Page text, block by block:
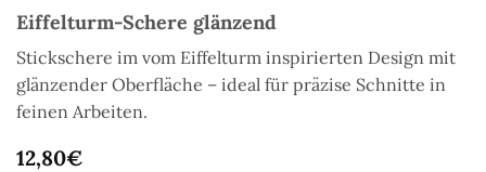
Eiffelturm-Schere glänzend
Stickschere im vom Eiffelturm inspirierten Design mit
glänzender Oberfläche – ideal für präzise Schnitte in
feinen Arbeiten.
12,80€